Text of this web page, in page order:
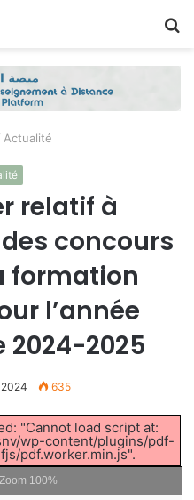
Actualité
relatif à
concours
formation
l’année
2025
635
"Cannot load script at:
wp-content/plugins/pdf-
pdf.worker.min.js".
Zoom 100%